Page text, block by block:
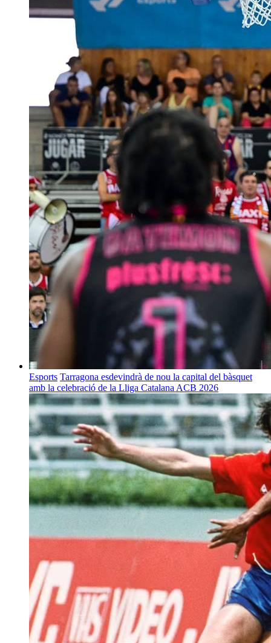
Esports Tarragona esdevindrà de nou la capital del bàsquet
amb la celebració de la Lliga Catalana ACB 2026